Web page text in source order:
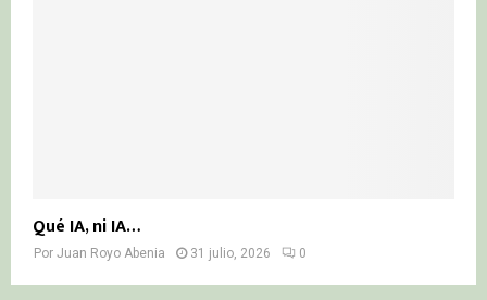
Qué IA, ni IA…
Por Juan Royo Abenia 31 julio, 2026 0